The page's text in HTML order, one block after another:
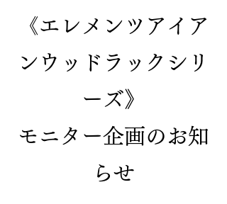
《エレメンツアイア
ンウッドラックシリ
ーズ》
モニター企画のお知
らせ